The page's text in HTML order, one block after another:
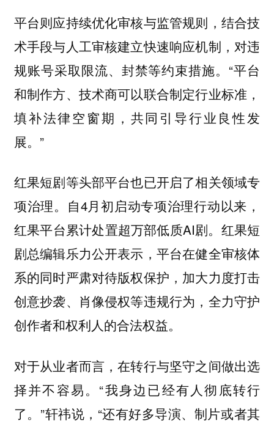
平台则应持续优化审核与监管规则，结合技
术手段与人工审核建立快速响应机制，对违
规账号采取限流、封禁等约束措施。“平台
和制作方、技术商可以联合制定行业标准，
填补法律空窗期，共同引导行业良性发
展。”
红果短剧等头部平台也已开启了相关领域专
项治理。自4月初启动专项治理行动以来，
红果平台累计处置超万部低质AI剧。红果短
剧总编辑乐力公开表示，平台在健全审核体
系的同时严肃对待版权保护，加大力度打击
创意抄袭、肖像侵权等违规行为，全力守护
创作者和权利人的合法权益。
对于从业者而言，在转行与坚守之间做出选
择并不容易。“我身边已经有人彻底转行
了。”轩祎说，“还有好多导演、制片或者其